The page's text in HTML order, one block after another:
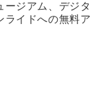
ージアム、デジタ
ライドへの無料ア